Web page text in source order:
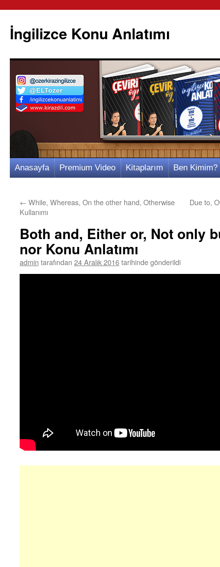
İngilizce Konu Anlatımı
İçeriğe
Anasayfa Premium Video Kitaplarım Ben Kimim?
← While, Whereas, On the other hand, Otherwise
Kullanımı
Due to,
Both and, Either or, Not only
nor Konu Anlatımı
admin tarafından 24 Aralık 2016tarihinde gönderildi